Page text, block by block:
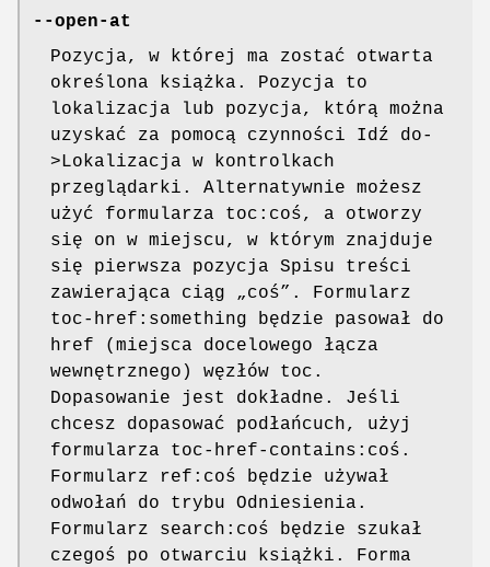
--open-at
Pozycja, w której ma zostać otwarta
określona książka. Pozycja to
lokalizacja lub pozycja, którą można
uzyskać za pomocą czynności Idź do-
>Lokalizacja w kontrolkach
przeglądarki. Alternatywnie możesz
użyć formularza toc:coś, a otworzy
się on w miejscu, w którym znajduje
się pierwsza pozycja Spisu treści
zawierająca ciąg „coś”. Formularz
toc-href:something będzie pasował do
href (miejsca docelowego łącza
wewnętrznego) węzłów toc.
Dopasowanie jest dokładne. Jeśli
chcesz dopasować podłańcuch, użyj
formularza toc-href-contains:coś.
Formularz ref:coś będzie używał
odwołań do trybu Odniesienia.
Formularz search:coś będzie szukał
czegoś po otwarciu książki. Forma